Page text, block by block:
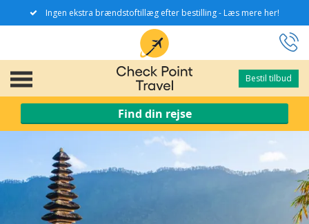
Ingen ekstra brændstoftillæg efter bestilling - Læs mere her!
Bestil tilbud
Bestil tilbud
Find din rejse